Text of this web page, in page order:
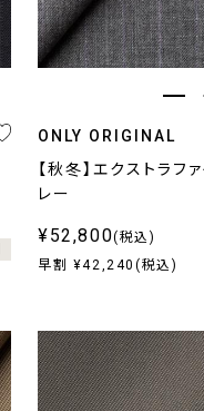
ONLY ORIGINAL
【秋冬】エクストラフ
レー
¥52,800(税込)
早割 ¥42,240(税込)